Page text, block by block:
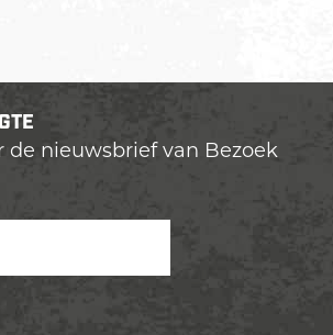
de nieuwsbrief van Bezoek